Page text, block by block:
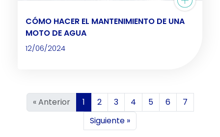
CÓMO HACER EL MANTENIMIENTO DE UNA
MOTO DE AGUA
12/06/2024
« Anterior 1 2 3 4 5 6
7
Siguiente »